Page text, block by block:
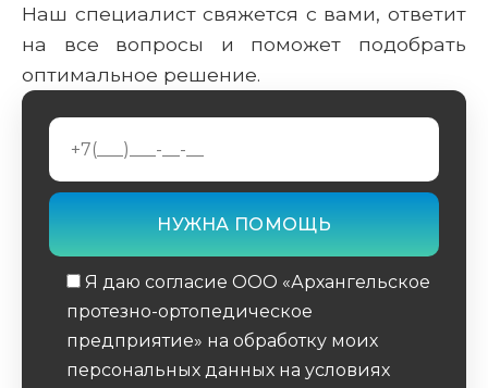
Наш специалист свяжется с вами, ответит
на все вопросы и поможет подобрать
оптимальное решение.
Я даю согласие ООО «Архангельское
протезно-ортопедическое
предприятие» на обработку моих
персональных данных на условиях